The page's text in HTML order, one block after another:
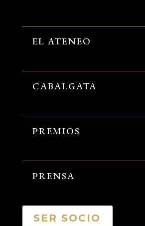
EL ATENEO
CABALGATA
PREMIOS
PRENSA
SER SOCIO